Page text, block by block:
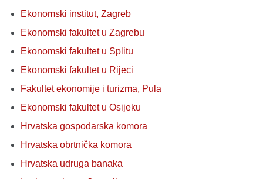
Ekonomski institut, Zagreb
Ekonomski fakultet u Zagrebu
Ekonomski fakultet u Splitu
Ekonomski fakultet u Rijeci
Fakultet ekonomije i turizma, Pula
Ekonomski fakultet u Osijeku
Hrvatska gospodarska komora
Hrvatska obrtnička komora
Hrvatska udruga banaka